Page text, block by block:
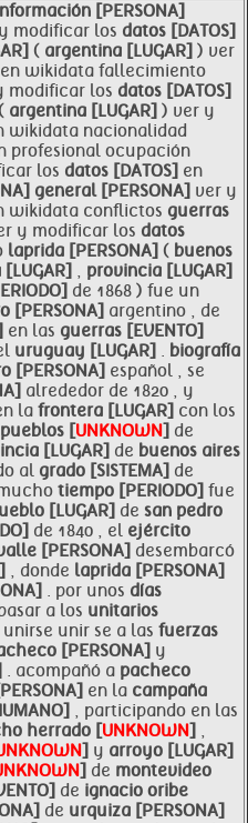
[PERSONA]
modificar los datos [DATOS]
( argentina [LUGAR] ) ver
en wikidata fallecimiento
modificar los datos [DATOS]
argentina [LUGAR] ) ver y
wikidata nacionalidad
profesional ocupación
los datos [DATOS] en
general [PERSONA] ver y
wikidata conflictos guerras
y modificar los datos
laprida [PERSONA] ( buenos
, provincia [LUGAR]
de 1868 ) fue un
[PERSONA] argentino , de
en las guerras [EVENTO]
uruguay [LUGAR] . biografía
[PERSONA] español , se
alrededor de 1820 , y
la frontera [LUGAR] con los
pueblos [UNKNOWN] de
[LUGAR] de buenos aires
al grado [SISTEMA] de
tiempo [PERIODO] fue
[LUGAR] de san pedro
de 1840 , el ejército
[PERSONA] desembarcó
, donde laprida [PERSONA]
. por unos días
a los unitarios
unir se a las fuerzas
[PERSONA] y
. acompañó a pacheco
en la campaña
, participando en las
herrado [UNKNOWN] ,
] y arroyo [LUGAR]
] de montevideo
de ignacio oribe
de urquiza [PERSONA]